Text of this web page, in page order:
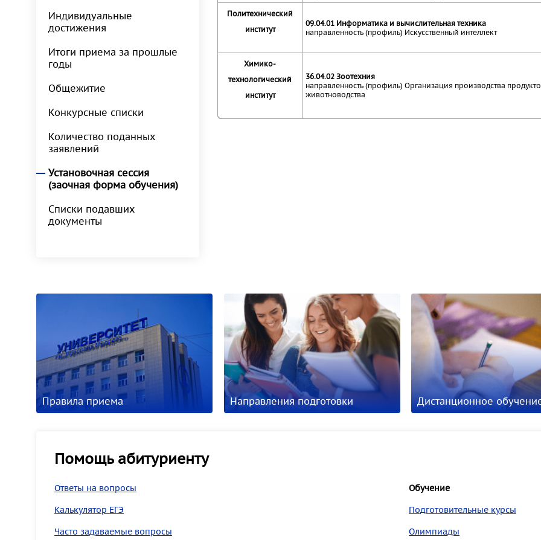
Индивидуальные
достижения
Итоги приема за прошлые
годы
Общежитие
Конкурсные списки
Количество поданных
заявлений
Установочная сессия
(заочная форма обучения)
Списки подавших
документы
Политехнический
институт
09.04.01 Информатика и вычислительная техника
направленность (профиль) Искусственный интеллект
Химико-
технологический
институт
36.04.02 Зоотехния
направленность (профиль) Организация производства
животноводства
Правила приема Направления подготовки Дистанционное
Помощь абитуриенту
Ответы на вопросы
Калькулятор ЕГЭ
Часто задаваемые вопросы
Обучение
Подготовительные курсы
Олимпиады